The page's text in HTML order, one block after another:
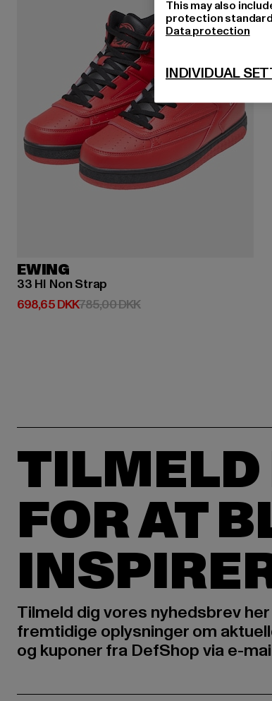
EWING
33 HI Non Strap
698,65 DKK
Nuværende pris: 698,65 DKK
785,00 DKKKampagnepris: 785,00
TILMELD
FOR AT
Tilmeld dig vores nyhedsbrev
fremtidige oplysninger om
og kuponer fra DefShop via e-
This may also
protection
Data protection
INDIVIDUAL